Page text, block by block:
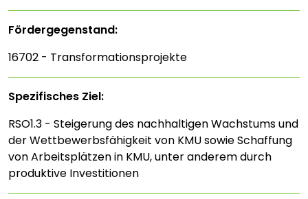
Fördergegenstand:
16702 - Transformationsprojekte
Spezifisches Ziel:
RSO1.3 - Steigerung des nachhaltigen Wachstums und
der Wettbewerbsfähigkeit von KMU sowie Schaffung
von Arbeitsplätzen in KMU, unter anderem durch
produktive Investitionen